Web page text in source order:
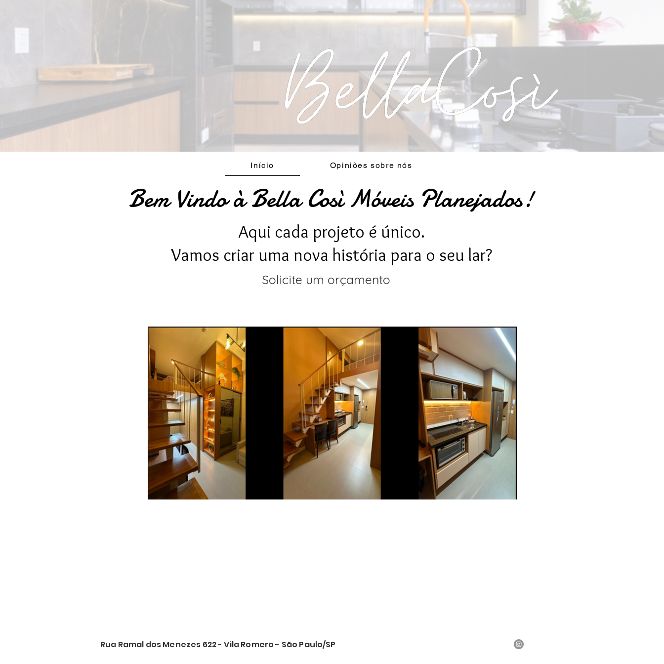
Início Opiniões sobre nós
Bem Vindo à Bella Così Móveis Planejados!
Aqui cada projeto é único.
Vamos criar uma nova história para o seu lar?
Solicite um orçamento
Rua Ramal dos Menezes 622 - Vila Romero - São Paulo/SP